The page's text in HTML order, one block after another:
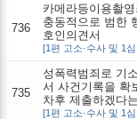
736
카메라등이용촬
충동적으로 범한
호인의견서
[1편 고소·수사 및 1
735
성폭력범죄로 기
서 사건기록을 확
차후 제출하겠다
[1편 고소·수사 및 1